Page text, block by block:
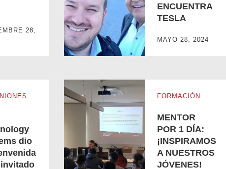
28,
C.R. TECHNOLOGY SYSTEMS
ENCUENTRA
TESLA
MAYO 28, 2024
dio
FORMACIÓN
MENTOR
POR 1 DÍA:
¡INSPIRAMOS
A NUESTROS
JÓVENES!